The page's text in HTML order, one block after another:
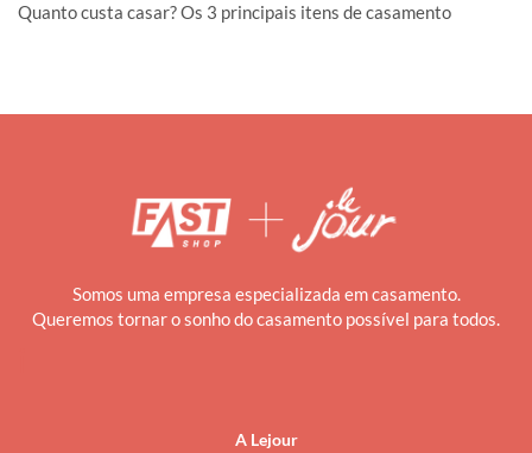
Quanto custa casar? Os 3 principais itens de casamento
Somos uma empresa especializada em casamento.
Queremos tornar o sonho do casamento possível para todos.
A Lejour